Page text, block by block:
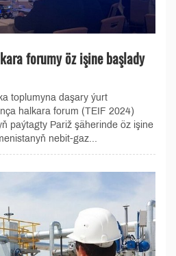
forumy öz işine başlady
toplumyna daşary ýurt
halkara forum (TEIF 2024)
paýtagty Pariž şäherinde öz işine
nebit-gaz...